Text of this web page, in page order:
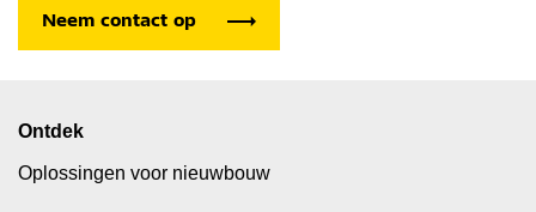
Ontdek
Oplossingen voor nieuwbouw